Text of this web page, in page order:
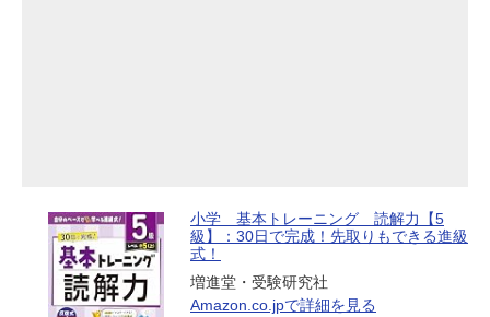
小学 基本トレーニング 読解力【5
級】：30日で完成！先取りもできる進級
式！
増進堂・受験研究社
Amazon.co.jpで詳細を見る